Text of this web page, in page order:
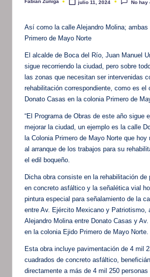
Publicado
Fabián Zúñiga julio 11, 2024 No hay
Así como la calle Alejandro Molina; ambas
Primero de Mayo Norte
El alcalde de Boca del Río, Juan Manuel
sigue recorriendo la ciudad, pero sobre
las zonas que necesitan ser intervenidas
rehabilitación correspondiente, como es el
Donato Casas en la colonia Primero de
“El Programa de Obras de este año sigue
mejorar la ciudad, un ejemplo es la calle
la Colonia Primero de Mayo Norte que hoy
al arranque de los trabajos para su
el edil boqueño.
Dicha obra consiste en la rehabilitación de
en concreto asfáltico y la señalética vial
pintura especial para señalamiento de la
entre Av. Ejército Mexicano y Patriotismo,
Alejandro Molina entre Donato Casas y
en la colonia Ejido Primero de Mayo Norte.
Esta obra incluye pavimentación de 4 mil
cuadrados de concreto asfáltico,
directamente a más de 4 mil 250 personas